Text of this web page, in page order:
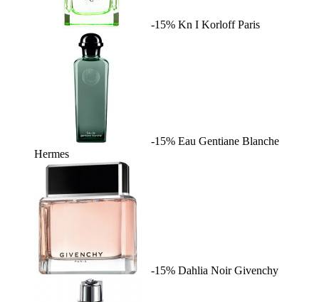
-15% Kn I Korloff Paris
-15% Eau Gentiane Blanche
Hermes
-15% Dahlia Noir Givenchy